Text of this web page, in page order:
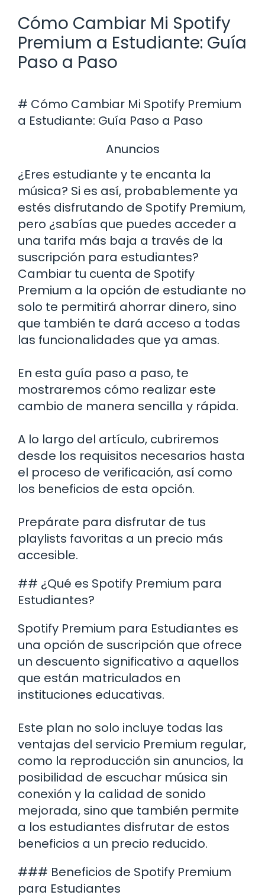
Cómo Cambiar Mi Spotify
Premium a Estudiante: Guía
Paso a Paso
# Cómo Cambiar Mi Spotify Premium
a Estudiante: Guía Paso a Paso
Anuncios
¿Eres estudiante y te encanta la
música? Si es así, probablemente ya
estés disfrutando de Spotify Premium,
pero ¿sabías que puedes acceder a
una tarifa más baja a través de la
suscripción para estudiantes?
Cambiar tu cuenta de Spotify
Premium a la opción de estudiante no
solo te permitirá ahorrar dinero, sino
que también te dará acceso a todas
las funcionalidades que ya amas.
En esta guía paso a paso, te
mostraremos cómo realizar este
cambio de manera sencilla y rápida.
A lo largo del artículo, cubriremos
desde los requisitos necesarios hasta
el proceso de verificación, así como
los beneficios de esta opción.
Prepárate para disfrutar de tus
playlists favoritas a un precio más
accesible.
## ¿Qué es Spotify Premium para
Estudiantes?
Spotify Premium para Estudiantes es
una opción de suscripción que ofrece
un descuento significativo a aquellos
que están matriculados en
instituciones educativas.
Este plan no solo incluye todas las
ventajas del servicio Premium regular,
como la reproducción sin anuncios, la
posibilidad de escuchar música sin
conexión y la calidad de sonido
mejorada, sino que también permite
a los estudiantes disfrutar de estos
beneficios a un precio reducido.
### Beneficios de Spotify Premium
para Estudiantes